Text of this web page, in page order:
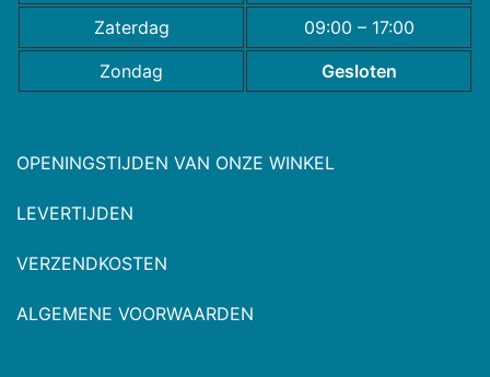
Zaterdag
09:00 – 17:00
Zondag
Gesloten
OPENINGSTIJDEN VAN ONZE WINKEL
LEVERTIJDEN
VERZENDKOSTEN
ALGEMENE VOORWAARDEN